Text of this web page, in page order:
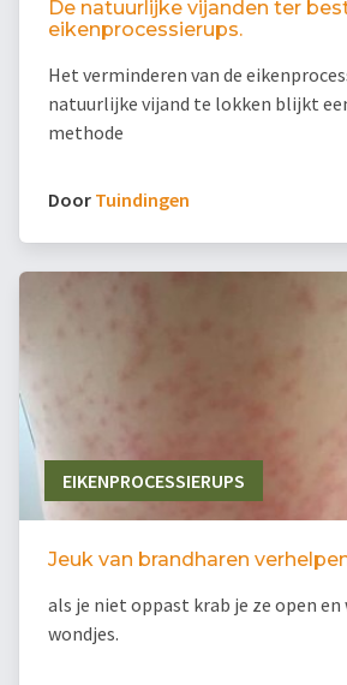
De natuurlijke vijanden ter
eikenprocessierups.
Het verminderen van de
natuurlijke vijand te lokken blijkt
methode
Door Tuindingen
EIKENPROCESSIERUPS
Jeuk van brandharen
als je niet oppast krab je ze open
wondjes.